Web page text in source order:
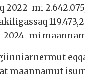
2022-mi
2024-mi
maannamut